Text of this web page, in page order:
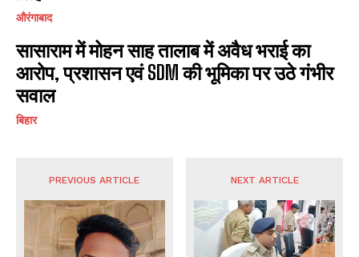
औरंगाबाद
सासाराम में मोहन साह तालाब में अवैध भराई का
आरोप, प्रशासन एवं SDM की भूमिका पर उठे गंभीर
सवाल
बिहार
PREVIOUS ARTICLE NEXT ARTICLE